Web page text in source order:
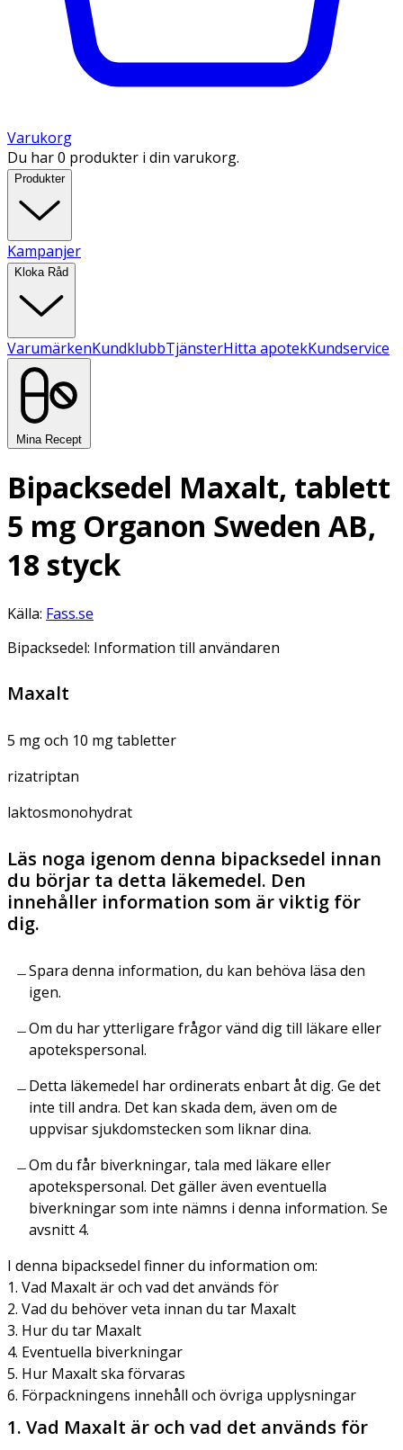
Varukorg
Du har 0 produkter i din varukorg.
Produkter
Kampanjer
Kloka Råd
VarumärkenKundklubbTjänsterHitta apotekKundservice
Mina Recept
Bipacksedel Maxalt, tablett
5 mg Organon Sweden AB,
18 styck
Källa: Fass.se
Bipacksedel: Information till användaren
Maxalt
5 mg och 10 mg tabletter
rizatriptan
laktosmonohydrat
Läs noga igenom denna bipacksedel innan
du börjar ta detta läkemedel. Den
innehåller information som är viktig för
dig.
Spara denna information, du kan behöva läsa den
igen.
Om du har ytterligare frågor vänd dig till läkare eller
apotekspersonal.
Detta läkemedel har ordinerats enbart åt dig. Ge det
inte till andra. Det kan skada dem, även om de
uppvisar sjukdomstecken som liknar dina.
Om du får biverkningar, tala med läkare eller
apotekspersonal. Det gäller även eventuella
biverkningar som inte nämns i denna information. Se
avsnitt 4.
I denna bipacksedel finner du information om:
1. Vad Maxalt är och vad det används för
2. Vad du behöver veta innan du tar Maxalt
3. Hur du tar Maxalt
4. Eventuella biverkningar
5. Hur Maxalt ska förvaras
6. Förpackningens innehåll och övriga upplysningar
1. Vad Maxalt är och vad det används för